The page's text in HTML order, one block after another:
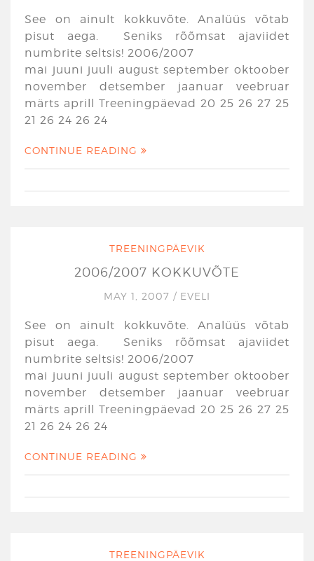
See on ainult kokkuvõte. Analüüs võtab
pisut aega. Seniks rõõmsat ajaviidet
numbrite seltsis! 2006/2007
mai juuni juuli august september oktoober
november detsember jaanuar veebruar
märts aprill Treeningpäevad 20 25 26 27 25
21 26 24 26 24
CONTINUE READING
TREENINGPÄEVIK
2006/2007 KOKKUVÕTE
MAY 1, 2007 / EVELI
See on ainult kokkuvõte. Analüüs võtab
pisut aega. Seniks rõõmsat ajaviidet
numbrite seltsis! 2006/2007
mai juuni juuli august september oktoober
november detsember jaanuar veebruar
märts aprill Treeningpäevad 20 25 26 27 25
21 26 24 26 24
CONTINUE READING
TREENINGPÄEVIK